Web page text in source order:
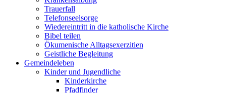
Trauerfall
Telefonseelsorge
Wiedereintritt in die katholische Kirche
Bibel teilen
Ökumenische Alltagsexerzitien
Geistliche Begleitung
Gemeindeleben
Kinder und Jugendliche
Kinderkirche
Pfadfinder